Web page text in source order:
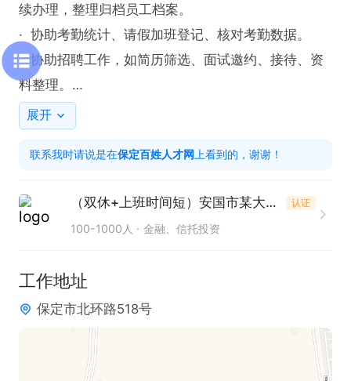
续办理，整理归档员工档案。
·  协助考勤统计、请假加班登记、核对考勤数据。
·  协助招聘工作，如简历筛选、面试邀约、接待、资
料整理。
以上人员奖励提成，法定节假日，周六日双休，有无
经验均可，有人带。
工作时间: 上午8.30-11.30 下午2.00-4.30
麻烦投递个简历再打电话  谢谢
展开
联系我时请说是在保定百姓人才网 上看到的，谢谢！
（双休+上班时间短）安国市某大型金融企业招聘 认证
100-1000人 金融、信托投资
工作地址
保定市北环路518号